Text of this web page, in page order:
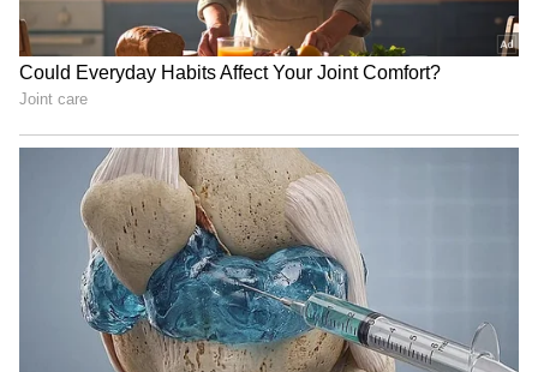
Telangana: ఒక‌టి కాదు, రెండు
శుభ‌వార్త‌లు. కొత్త పెన్ష‌న్ల‌తో పాటు
కిలో ధర ఎంతో తెలుసా?
LATEST VIDEOS
చీరను నేసిన సీఎం చంద్రబాబు | CM
Chandrababu Chirala tour | Asianet
Telugu